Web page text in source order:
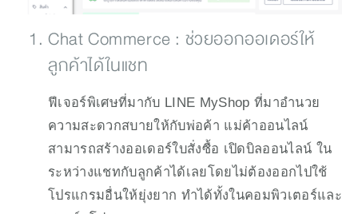
Chat Commerce​ : ช่วยออกออเดอร์ให้
ลูกค้าได้ในแชท
ฟีเจอร์พิเศษที่มากับ LINE MyShop ที่มาอำนวย
ความสะดวกสบายให้กับพ่อค้า แม่ค้าออนไลน์
สามารถสร้างออเดอร์ใบสั่งซื้อ เปิดบิลออนไลน์ ใน
ระหว่างแชทกับลูกค้าได้เลยโดยไม่ต้องออกไปใช้
โปรแกรมอื่นให้ยุ่งยาก ทำได้ทั้งในคอมพิวเตอร์และ